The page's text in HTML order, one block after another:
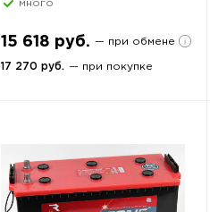
много
15 618 руб. — при обмене
17 270 руб. — при покупке